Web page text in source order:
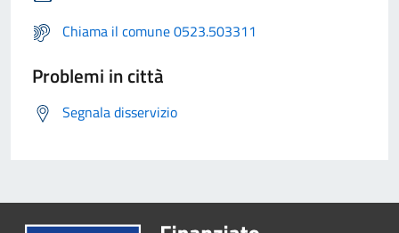
Chiama il comune 0523.503311
Problemi in città
Segnala disservizio